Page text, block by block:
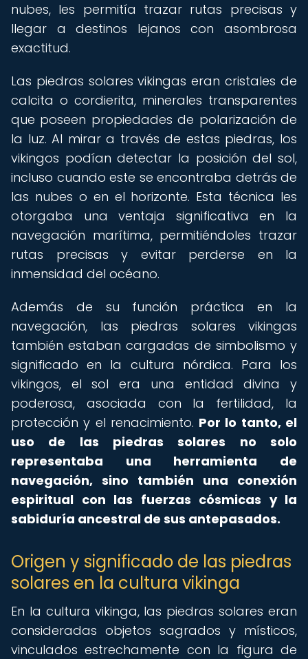
nubes, les permitía trazar rutas precisas y
llegar a destinos lejanos con asombrosa
exactitud.
Las piedras solares vikingas eran cristales de
calcita o cordierita, minerales transparentes
que poseen propiedades de polarización de
la luz. Al mirar a través de estas piedras, los
vikingos podían detectar la posición del sol,
incluso cuando este se encontraba detrás de
las nubes o en el horizonte. Esta técnica les
otorgaba una ventaja significativa en la
navegación marítima, permitiéndoles trazar
rutas precisas y evitar perderse en la
inmensidad del océano.
Además de su función práctica en la
navegación, las piedras solares vikingas
también estaban cargadas de simbolismo y
significado en la cultura nórdica. Para los
vikingos, el sol era una entidad divina y
poderosa, asociada con la fertilidad, la
protección y el renacimiento. Por lo tanto, el
uso de las piedras solares no solo
representaba una herramienta de
navegación, sino también una conexión
espiritual con las fuerzas cósmicas y la
sabiduría ancestral de sus antepasados.
Origen y significado de las piedras
solares en la cultura vikinga
En la cultura vikinga, las piedras solares eran
consideradas objetos sagrados y místicos,
vinculados estrechamente con la figura de